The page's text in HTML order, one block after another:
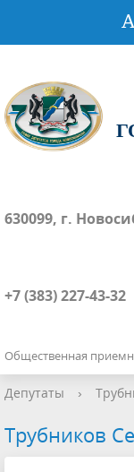
630099, г.
+7 (383) 227-43-32
Общественная
Депутаты ›
Трубников